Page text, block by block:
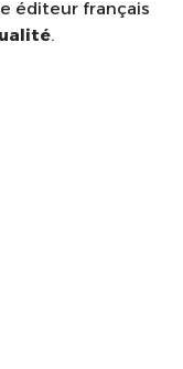
éditeur français
.